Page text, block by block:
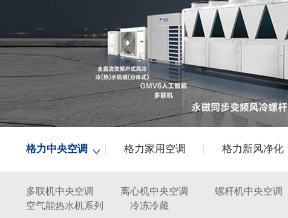
格力中央空调 格力家用空调 格力新风净化
多联机中央空调 离心机中央空调 螺杆机中央空调
空气能热水机系列
冷冻冷藏